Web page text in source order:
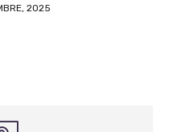
2025